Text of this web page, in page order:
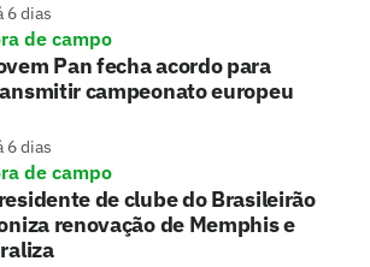
6 dias
de campo
Pan fecha acordo para
campeonato europeu
6 dias
de campo
de clube do Brasileirão
renovação de Memphis e